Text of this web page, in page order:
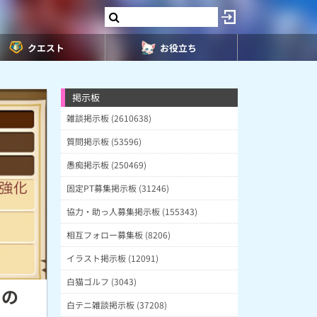
クエスト お役立ち
掲示板
雑談掲示板 (2610638)
質問掲示板 (53596)
愚痴掲示板 (250469)
固定PT募集掲示板 (31246)
協力・助っ人募集掲示板 (155343)
相互フォロー募集板 (8206)
イラスト掲示板 (12091)
白猫ゴルフ (3043)
白テニ雑談掲示板 (37208)